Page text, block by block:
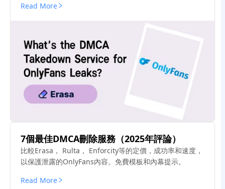
Read More
7個最佳DMCA刪除服務（2025年評論）
比較Erasa， Rulta， Enforcity等的定價，成功率和速度，
以保護泄露的OnlyFans內容。免費模板和內幕提示。
Read More